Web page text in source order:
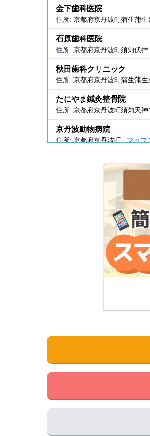
金下歯科医院
住所: 京都府京丹波町蒲生蒲生
石原歯科医院
住所: 京都府京丹波町須知伏拝
秋田歯科クリニック
住所: 京都府京丹波町蒲生蒲生
たにやま鍼灸整骨院
住所: 京都府京丹波町須知天神1
京丹波動物病院
住所:京都府京丹波町 マップ